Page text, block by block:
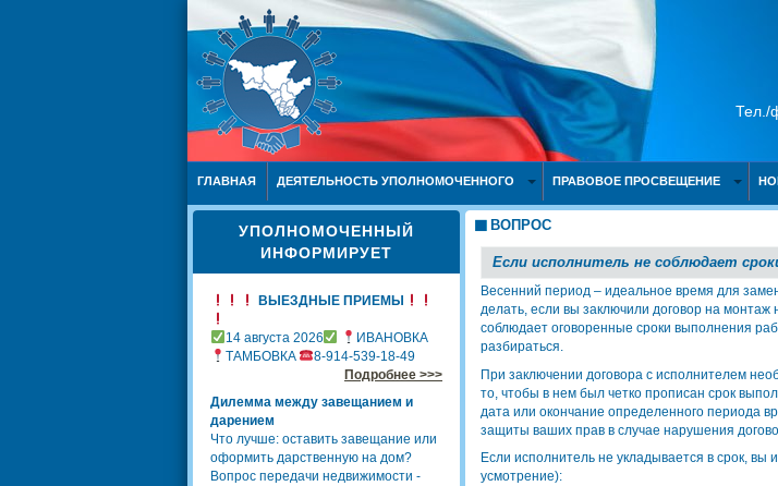
Тел./
ГЛАВНАЯ ДЕЯТЕЛЬНОСТЬ УПОЛНОМОЧЕННОГО ПРАВОВОЕ ПРОСВЕЩЕНИЕ
УПОЛНОМОЧЕННЫЙ
ИНФОРМИРУЕТ
ВЫЕЗДНЫЕ ПРИЕМЫ
14 августа 2026
ИВАНОВКА
ТАМБОВКА
8-914-539-18-49
Подробнее >>>
Дилемма между завещанием и
дарением
Что лучше: оставить завещание или
оформить дарственную на дом?
Вопрос передачи недвижимости -
ВОПРОС
Если исполнитель не соблюдает
Весенний период – идеальное время для
делать, если вы заключили договор на монтаж
соблюдает оговоренные сроки выполнения
разбираться.
При заключении договора с исполнителем
то, чтобы в нем был четко прописан срок
дата или окончание определенного периода
защиты ваших прав в случае нарушения
Если исполнитель не укладывается в срок, вы
усмотрение):